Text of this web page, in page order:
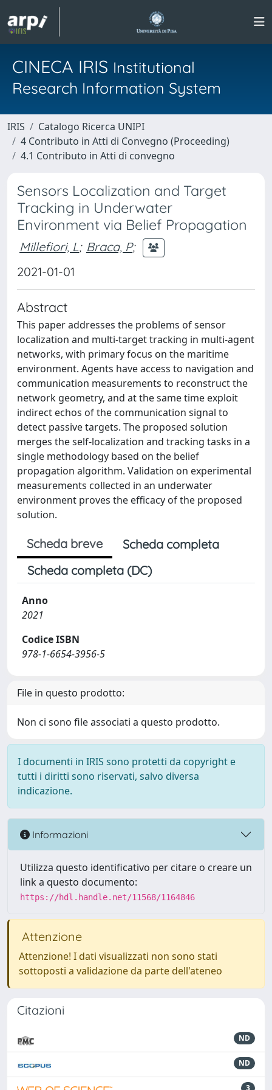
CINECA IRIS Institutional
Research Information System
IRIS
Catalogo Ricerca UNIPI
4 Contributo in Atti di Convegno (Proceeding)
4.1 Contributo in Atti di convegno
Sensors Localization and Target
Tracking in Underwater
Environment via Belief Propagation
Millefiori, L; Braca, P;
2021-01-01
Abstract
This paper addresses the problems of sensor
localization and multi-target tracking in multi-agent
networks, with primary focus on the maritime
environment. Agents have access to navigation and
communication measurements to reconstruct the
network geometry, and at the same time exploit
indirect echos of the communication signal to
detect passive targets. The proposed solution
merges the self-localization and tracking tasks in a
single methodology based on the belief
propagation algorithm. Validation on experimental
measurements collected in an underwater
environment proves the efficacy of the proposed
solution.
Scheda breve
Scheda completa
Scheda completa (DC)
Anno
2021
Codice ISBN
978-1-6654-3956-5
File in questo prodotto:
Non ci sono file associati a questo prodotto.
I documenti in IRIS sono protetti da copyright e
tutti i diritti sono riservati, salvo diversa
indicazione.
Informazioni
Utilizza questo identificativo per citare o creare un
link a questo documento:
https://hdl.handle.net/11568/1164846
Attenzione
Attenzione! I dati visualizzati non sono stati
sottoposti a validazione da parte dell'ateneo
Citazioni
ND
ND